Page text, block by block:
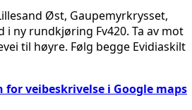
Øst, Gaupemyrkrysset,
ny rundkjøring Fv420. Ta av mot
til høyre. Følg begge Evidiaskilt
for veibeskrivelse i Google maps